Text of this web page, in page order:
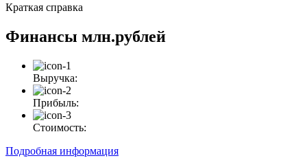
Краткая справка
Финансы млн.рублей
Выручка:
Прибыль:
Стоимость:
Подробная информация